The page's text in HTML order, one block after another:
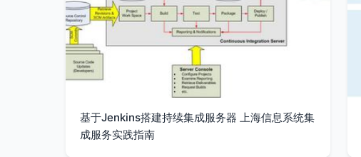
基于Jenkins搭建持续集成服务器 上海信息系统集
成服务实践指南